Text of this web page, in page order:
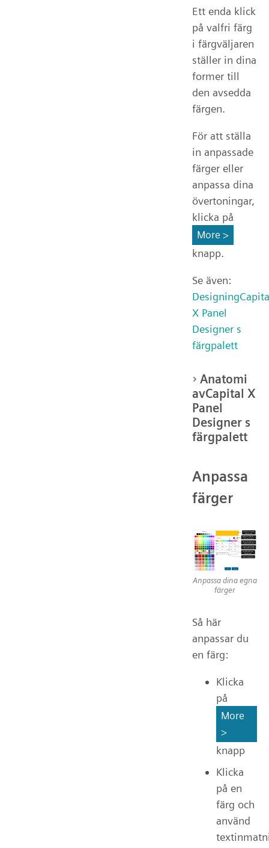
Ett enda klick
på valfri färg
i färgväljaren
ställer in dina
former till
den avsedda
färgen.
För att ställa
in anpassade
färger eller
anpassa dina
övertoningar,
klicka på
More >
knapp.
Se även:
X Panel
Designer s
färgpalett
Anatomi
avCapital X
Panel
Designer s
färgpalett
Anpassa
färger
Anpassa dina egna
färger
Så här
anpassar du
en färg:
Klicka
på
More
>
knapp
Klicka
på en
färg och
använd